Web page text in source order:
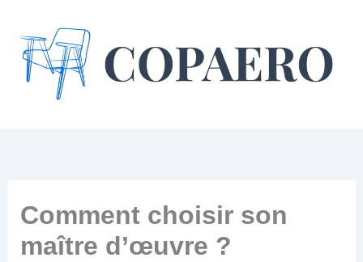
contenu
Comment choisir son
maître d’œuvre ?